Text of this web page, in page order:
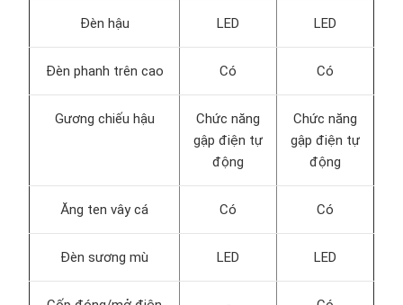
Đèn hậu LED LED
Đèn phanh trên cao Có Có
Gương chiếu hậu
Chức năng
gập điện tự
động
Chức năng
gập điện tự
động
Ăng ten vây cá Có Có
Đèn sương mù LED LED